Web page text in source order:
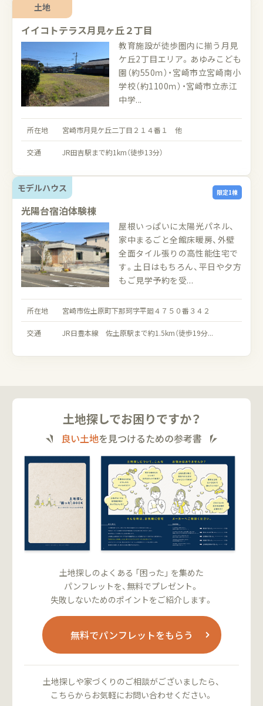
土地
イイコトテラス月見ヶ丘２丁目
教育施設が徒歩圏内に揃う月見
ケ丘2丁目エリア。あゆみこども
園（約550ｍ）・宮崎市立宮崎南小
学校（約1100ｍ）・宮崎市立赤江
中学...
所在地 宮崎市月見ケ丘二丁目２１４番１ 他
交通 JR田吉駅まで約1km（徒歩13分）
モデルハウス 限定1棟
光陽台宿泊体験棟
屋根いっぱいに太陽光パネル、
家中まるごと全館床暖房、外壁
全面タイル張りの高性能住宅で
す。土日はもちろん、平日や夕方
もご見学予約を受...
所在地 宮崎市佐土原町下那珂字平廻４７５０番３４２
交通 JR日豊本線 佐土原駅まで約1.5km（徒歩19分...
土地探しでお困りですか？
良い土地を見つけるための参考書
土地探しのよくある 「困った」 を集めた
パンフレットを、無料でプレゼント。
失敗しないためのポイントをご紹介します。
無料でパンフレットをもらう
土地探しや家づくりのご相談がございましたら、
こちらからお気軽にお問い合わせください。